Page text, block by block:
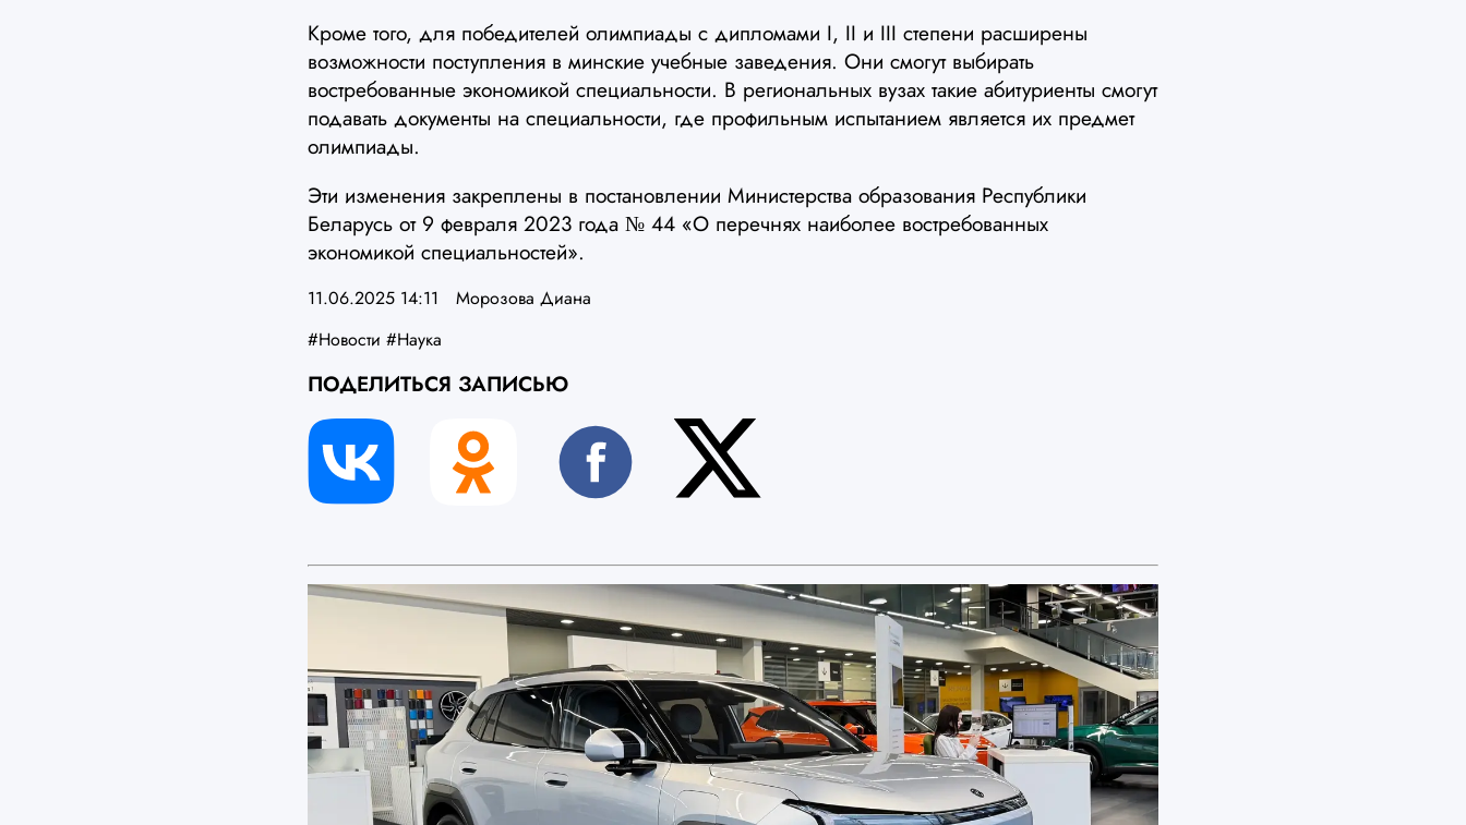
Кроме того, для победителей олимпиады с дипломами I, II и III степени расширены
возможности поступления в минские учебные заведения. Они смогут выбирать
востребованные экономикой специальности. В региональных вузах такие абитуриенты смогут
подавать документы на специальности, где профильным испытанием является их предмет
олимпиады.
Эти изменения закреплены в постановлении Министерства образования Республики
Беларусь от 9 февраля 2023 года № 44 «О перечнях наиболее востребованных
экономикой специальностей».
11.06.2025 14:11
Морозова Диана
#Новости #Наука
ПОДЕЛИТЬСЯ ЗАПИСЬЮ